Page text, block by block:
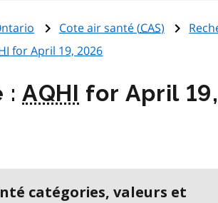
Cote air santé (CAS)
for April 19, 2026
:AQHI for April 19,
catégories, valeurs et